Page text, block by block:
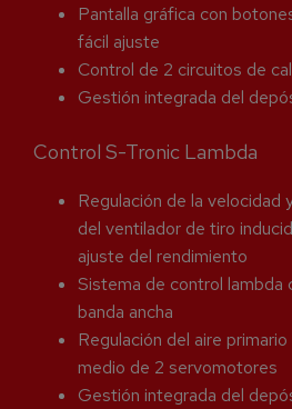
Pantalla gráfica con
fácil ajuste
Control de 2 circuitos de
Gestión integrada del
Control S-Tronic Lambda
Regulación de la velocidad
del ventilador de tiro
ajuste del rendimiento
Sistema de control lambda
banda ancha
Regulación del aire
medio de 2 servomotores
Gestión integrada del